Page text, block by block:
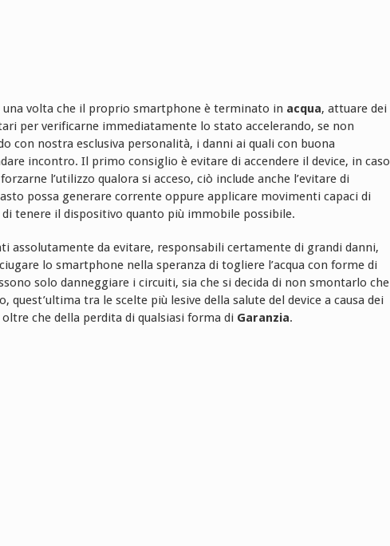
una volta che il proprio smartphone è terminato in acqua, attuare dei
per verificarne immediatamente lo stato accelerando, se non
con nostra esclusiva personalità, i danni ai quali con buona
incontro. Il primo consiglio è evitare di accendere il device, in caso
l’utilizzo qualora si acceso, ciò include anche l’evitare di
possa generare corrente oppure applicare movimenti capaci di
tenere il dispositivo quanto più immobile possibile.
assolutamente da evitare, responsabili certamente di grandi danni,
lo smartphone nella speranza di togliere l’acqua con forme di
solo danneggiare i circuiti, sia che si decida di non smontarlo che
quest’ultima tra le scelte più lesive della salute del device a causa dei
che della perdita di qualsiasi forma di Garanzia.